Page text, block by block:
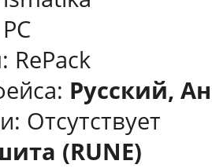
RePack
Русский,
Отсутствует
(RUNE)